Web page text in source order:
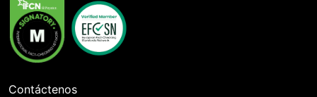
Contáctenos